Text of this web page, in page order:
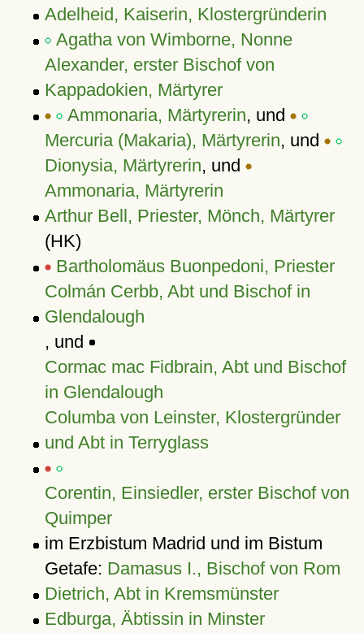
Adelheid, Kaiserin, Klostergründerin
Agatha von Wimborne, Nonne
Alexander, erster Bischof von
Kappadokien, Märtyrer
Ammonaria, Märtyrerin, und
Mercuria (Makaria), Märtyrerin, und
Dionysia, Märtyrerin, und
Ammonaria, Märtyrerin
Arthur Bell, Priester, Mönch, Märtyrer
(HK)
Bartholomäus Buonpedoni, Priester
Colmán Cerbb, Abt und Bischof in
Glendalough
, und
Cormac mac Fidbrain, Abt und Bischof
in Glendalough
Columba von Leinster, Klostergründer
und Abt in Terryglass
Corentin, Einsiedler, erster Bischof von
Quimper
im Erzbistum Madrid und im Bistum
Getafe: Damasus I., Bischof von Rom
Dietrich, Abt in Kremsmünster
Edburga, Äbtissin in Minster